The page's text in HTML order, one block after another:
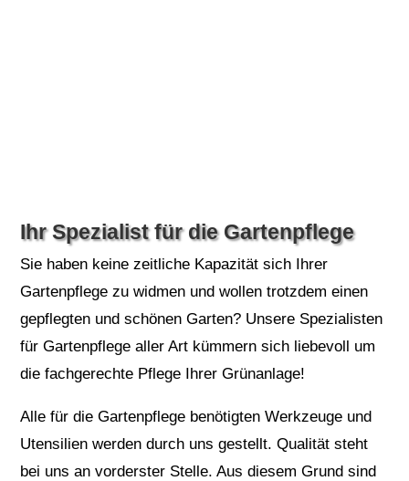
Ihr Spezialist für die Gartenpflege
Sie haben keine zeitliche Kapazität sich Ihrer
Gartenpflege zu widmen und wollen trotzdem einen
gepflegten und schönen Garten? Unsere Spezialisten
für Gartenpflege aller Art kümmern sich liebevoll um
die fachgerechte Pflege Ihrer Grünanlage!
Alle für die Gartenpflege benötigten Werkzeuge und
Utensilien werden durch uns gestellt. Qualität steht
bei uns an vorderster Stelle. Aus diesem Grund sind